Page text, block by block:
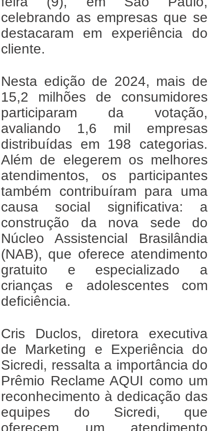
celebrando as empresas que se
destacaram em experiência do
cliente.
Nesta edição de 2024, mais de
15,2 milhões de consumidores
participaram da votação,
avaliando 1,6 mil empresas
distribuídas em 198 categorias.
Além de elegerem os melhores
atendimentos, os participantes
também contribuíram para uma
causa social significativa: a
construção da nova sede do
Núcleo Assistencial Brasilândia
(NAB), que oferece atendimento
gratuito e especializado a
crianças e adolescentes com
deficiência.
Cris Duclos, diretora executiva
de Marketing e Experiência do
Sicredi, ressalta a importância do
Prêmio Reclame AQUI como um
reconhecimento à dedicação das
equipes do Sicredi, que
oferecem um atendimento